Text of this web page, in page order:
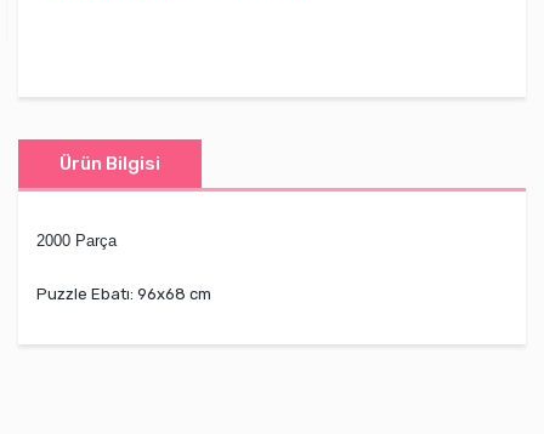
Ürün Bilgisi
2000 Parça
Puzzle Ebatı: 96x68 cm